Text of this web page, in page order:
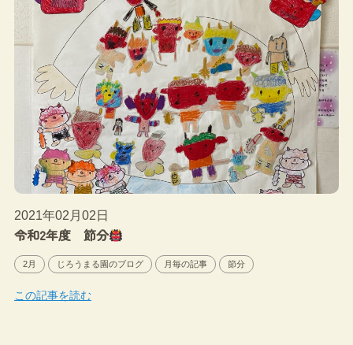
2021年02月02日
令和2年度 節分
2月 じろうまる園のブログ 月毎の記事 節分
この記事を読む